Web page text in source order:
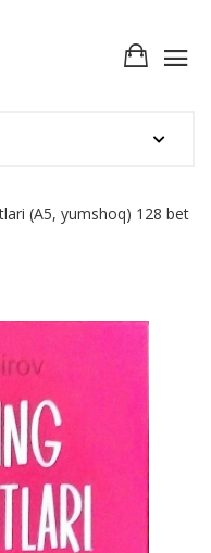
(А5, yumshoq) 128 bet